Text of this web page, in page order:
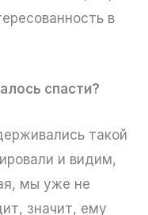
в
спасти?
такой
и видим,
мы уже не
значит, ему